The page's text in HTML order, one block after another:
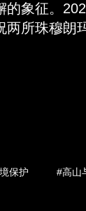
的象征。
两所珠穆朗
保护 #高山